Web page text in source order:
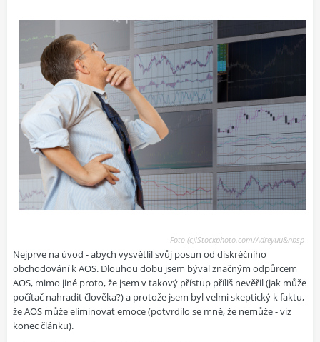
Foto (c)iStockphoto.com/Adreyuu&nbsp
Nejprve na úvod - abych vysvětlil svůj posun od diskréčního
obchodování k AOS. Dlouhou dobu jsem býval značným odpůrcem
AOS, mimo jiné proto, že jsem v takový přístup příliš nevěřil (jak může
počítač nahradit člověka?) a protože jsem byl velmi skeptický k faktu,
že AOS může eliminovat emoce (potvrdilo se mně, že nemůže - viz
konec článku).